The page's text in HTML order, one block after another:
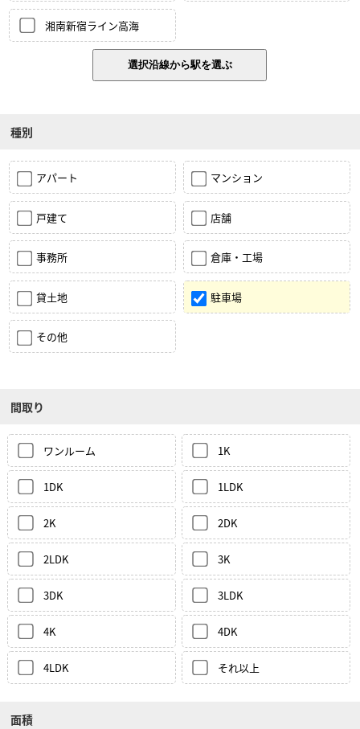
湘南新宿ライン高海
種別
アパート マンション
戸建て 店舗
事務所 倉庫・工場
貸土地 駐車場
その他
間取り
ワンルーム 1K
1DK 1LDK
2K 2DK
2LDK 3K
3DK 3LDK
4K 4DK
4LDK それ以上
面積